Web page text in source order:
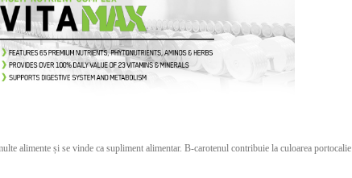
alimente și se vinde ca supliment alimentar. Β-carotenul contribuie la culoarea portocalie